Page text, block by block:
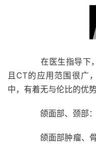
在医生指导下
且CT的应用范围很广
中，有着无与伦比的
颌面部、颈部：
颌面部肿瘤、